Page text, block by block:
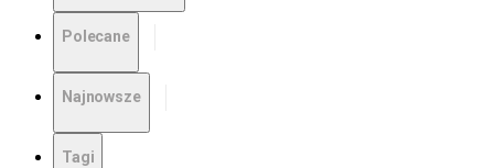
Polecane
Najnowsze
Tagi